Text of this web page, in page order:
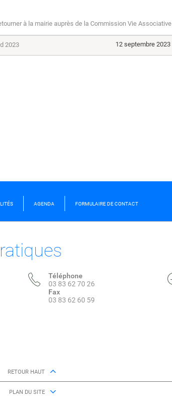
à la mairie auprès de la Commission Vie Associative
2023 12 septembre 2023
AGENDA FORMULAIRE DE CONTACT
Téléphone
03 83 62 70 26
Fax
03 83 62 60 59
RETOUR HAUT
PLAN DU SITE